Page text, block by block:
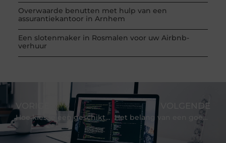
Overwaarde benutten met hulp van een
assurantiekantoor in Arnhem
Een slotenmaker in Rosmalen voor uw Airbnb-
verhuur
Hoe kies je een geschikte radiografische ontvanger en Atex?
VOLGENDE
Het belang van een goede website voor je onderneming